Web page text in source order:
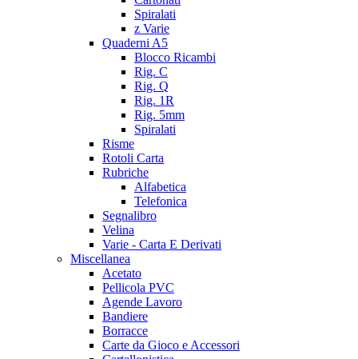
Spiralati
z Varie
Quaderni A5
Blocco Ricambi
Rig. C
Rig. Q
Rig. 1R
Rig. 5mm
Spiralati
Risme
Rotoli Carta
Rubriche
Alfabetica
Telefonica
Segnalibro
Velina
Varie - Carta E Derivati
Miscellanea
Acetato
Pellicola PVC
Agende Lavoro
Bandiere
Borracce
Carte da Gioco e Accessori